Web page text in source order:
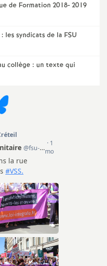
de Formation 2018- 2019
les syndicats de la FSU
collège : un texte qui